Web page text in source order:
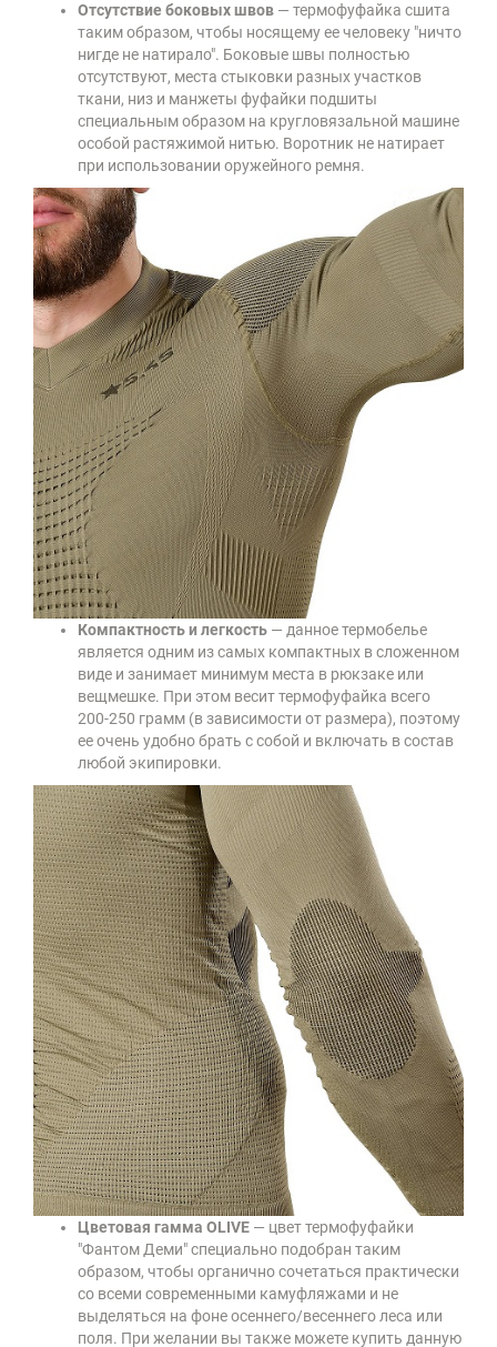
Отсутствие боковых швов — термофуфайка сшита
таким образом, чтобы носящему ее человеку "ничто
нигде не натирало". Боковые швы полностью
отсутствуют, места стыковки разных участков
ткани, низ и манжеты фуфайки подшиты
специальным образом на кругловязальной машине
особой растяжимой нитью. Воротник не натирает
при использовании оружейного ремня.
Компактность и легкость — данное термобелье
является одним из самых компактных в сложенном
виде и занимает минимум места в рюкзаке или
вещмешке. При этом весит термофуфайка всего
200-250 грамм (в зависимости от размера), поэтому
ее очень удобно брать с собой и включать в состав
любой экипировки.
Цветовая гамма OLIVE — цвет термофуфайки
"Фантом Деми" специально подобран таким
образом, чтобы органично сочетаться практически
со всеми современными камуфляжами и не
выделяться на фоне осеннего/весеннего леса или
поля. При желании вы также можете купить данную